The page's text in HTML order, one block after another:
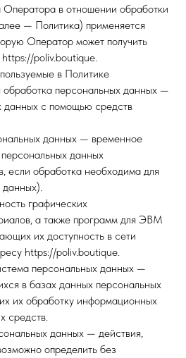
в отношении обработки
— Политика) применяется
Оператор может получить
https://poliv.boutique.
в Политике
обработка персональных данных —
данных с помощью средств
данных — временное
данных
если обработка необходима для
данных).
графических
а также программ для ЭВМ
их доступность в сети
https://poliv.boutique.
персональных данных —
в базах данных персональных
их обработку информационных
средств.
данных — действия,
определить без